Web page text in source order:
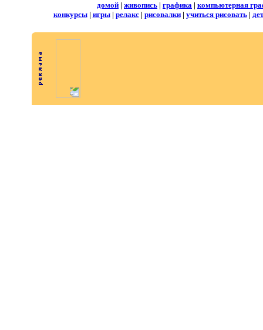
домой | живопись | графика | компьютерная
конкурсы| игры| релакс| рисовалки| учиться рисовать|